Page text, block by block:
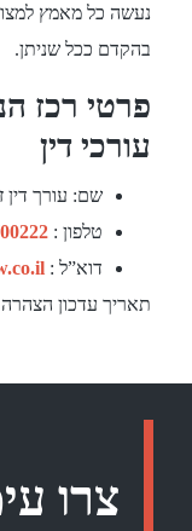
נעשה כל מאמץ
בהקדם ככל שניתן.
פרטי רכז
עורכי דין
שם: עורך דין
טלפון :
דוא”ל :
תאריך עדכון הצהרה :
צרו